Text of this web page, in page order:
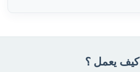
كيف يعمل ؟